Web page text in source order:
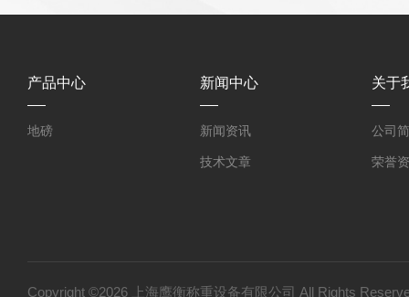
产品中心
地磅
新闻中心
新闻资讯
技术文章
关于
公司
荣誉
Copyright ©2026 上海鹰衡称重设备有限公司 All Rights